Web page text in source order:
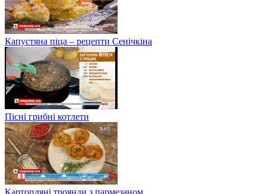
Капустяна піца – рецепти Сенічкіна
Пісні грибні котлети
Картопляні троянди з пармезаном